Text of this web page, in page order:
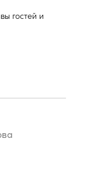
гостей и